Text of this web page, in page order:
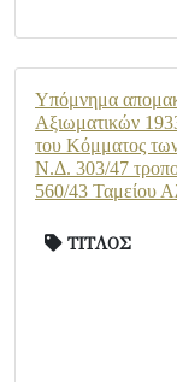
Υπόμνημα
Αξιωματικών
του Κόμματος
Ν.Δ. 303/47
560/43 Ταμείου
ΤΙΤΛΟΣ